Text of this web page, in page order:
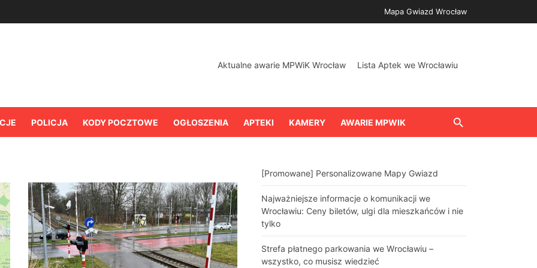
Mapa Gwiazd Wrocław
Aktualne awarie MPWiK Wrocław Lista Aptek we Wrocławiu
POLICJA KODY POCZTOWE OGŁOSZENIA APTEKI KAMERY AWARIE MPWIK
[Promowane] Personalizowane Mapy Gwiazd
Najważniejsze informacje o komunikacji we
Wrocławiu: Ceny biletów, ulgi dla mieszkańców i nie
tylko
Strefa płatnego parkowania we Wrocławiu –
wszystko, co musisz wiedzieć